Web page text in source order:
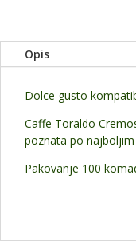
kom.
BESPLATNA
količina
Opis
Dolce gusto
Caffe Toraldo
poznata po
Pakovanje 100